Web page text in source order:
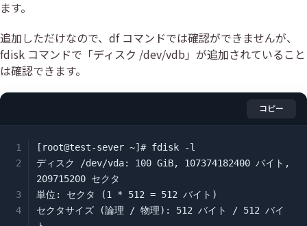
ます。
追加しただけなので、df コマンドでは確認ができませんが、
fdisk コマンドで「ディスク /dev/vdb」が追加されていること
は確認できます。
コピー
[root@test-sever ~]# fdisk -l
ディスク /dev/vda: 100 GiB, 107374182400 バイト,
209715200 セクタ
単位: セクタ (1 * 512 = 512 バイト)
セクタサイズ (論理 / 物理): 512 バイト / 512 バイ